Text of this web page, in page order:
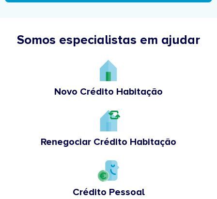
Somos especialistas em ajudar
Novo Crédito Habitação
Renegociar Crédito Habitação
Crédito Pessoal